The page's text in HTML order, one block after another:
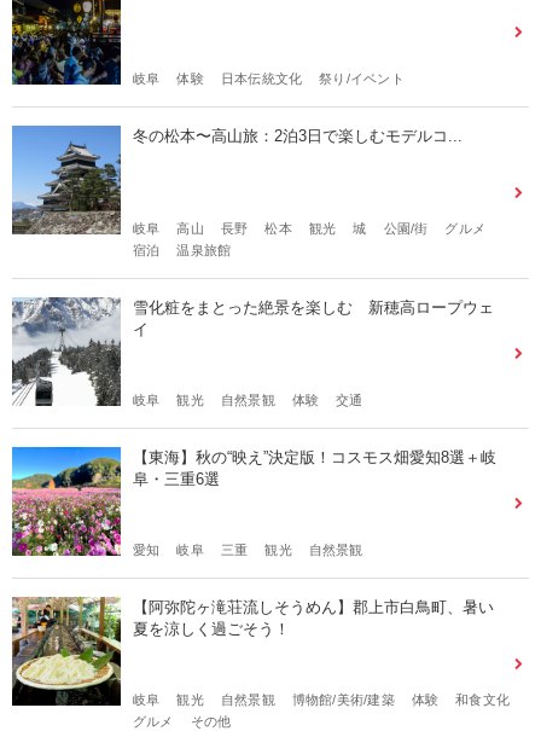
岐阜 体験 日本伝統文化 祭り/イベント
冬の松本〜高山旅：2泊3日で楽しむモデルコ...
岐阜 高山 長野 松本 観光 城 公園/街
グルメ
宿泊
温泉旅館
雪化粧をまとった絶景を楽しむ 新穂高ロープウェ
イ
岐阜 観光 自然景観 体験 交通
【東海】秋の“映え”決定版！コスモス畑愛知8選＋岐
阜・三重6選
愛知 岐阜 三重 観光 自然景観
【阿弥陀ヶ滝荘流しそうめん】郡上市白鳥町、暑い
夏を涼しく過ごそう！
岐阜 観光 自然景観 博物館/美術/建築 体験
和食文化
グルメ
その他